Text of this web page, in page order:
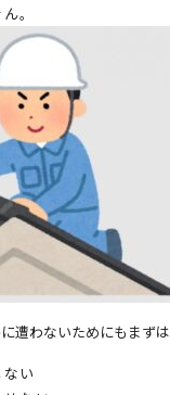
。
遭わないためにもまずは
い